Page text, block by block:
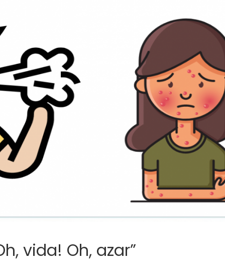
vida! Oh, azar”